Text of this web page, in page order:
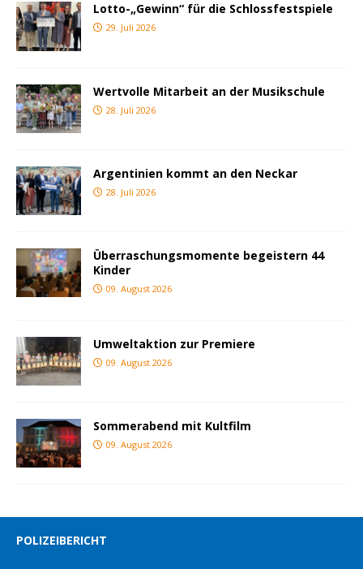
Lotto-„Gewinn“ für die Schlossfestspiele
29. Juli 2026
Wertvolle Mitarbeit an der Musikschule
28. Juli 2026
Argentinien kommt an den Neckar
28. Juli 2026
Überraschungsmomente begeistern 44
Kinder
09. August 2026
Umweltaktion zur Premiere
09. August 2026
Sommerabend mit Kultfilm
09. August 2026
POLIZEIBERICHT